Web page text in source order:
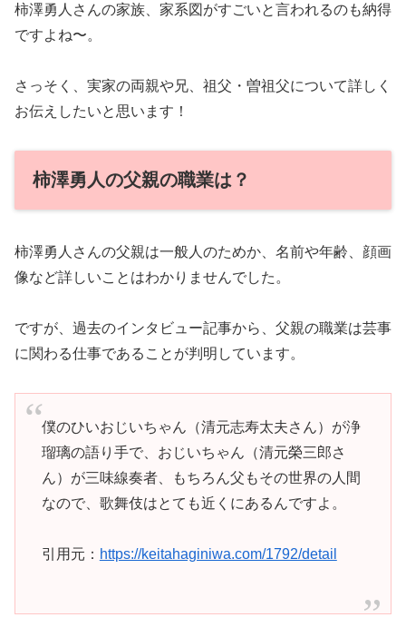
柿澤勇人さんの家族、家系図がすごいと言われるのも納得
ですよね〜。
さっそく、実家の両親や兄、祖父・曽祖父について詳しく
お伝えしたいと思います！
柿澤勇人の父親の職業は？
柿澤勇人さんの父親は一般人のためか、名前や年齢、顔画
像など詳しいことはわかりませんでした。
ですが、過去のインタビュー記事から、父親の職業は芸事
に関わる仕事であることが判明しています。
僕のひいおじいちゃん（清元志寿太夫さん）が浄
瑠璃の語り手で、おじいちゃん（清元榮三郎さ
ん）が三味線奏者、もちろん父もその世界の人間
なので、歌舞伎はとても近くにあるんですよ。
引用元： https://keitahaginiwa.com/1792/detail